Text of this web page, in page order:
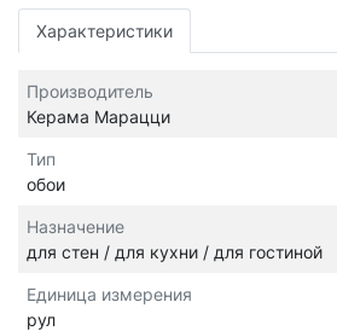
Характеристики
Производитель
Керама Марацци
Тип
обои
Назначение
для стен / для кухни / для гостиной
Единица измерения
рул